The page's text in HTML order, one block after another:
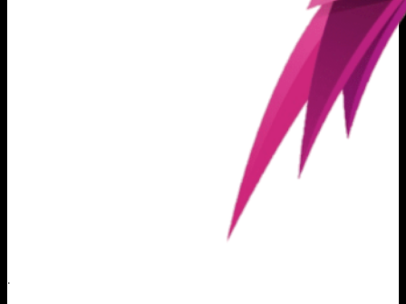
.